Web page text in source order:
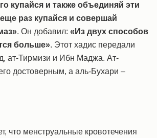
купайся и также объединяй эти
раз купайся и совершай
. Он добавил: «Из двух способов
больше». Этот хадис передали
ат-Тирмизи и Ибн Маджа. Ат-
достоверным, а аль-Бухари –
что менструальные кровотечения